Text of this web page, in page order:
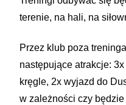
terenie, na hali, na
Przez klub poza
następujące atrakcje:
kręgle, 2x wyjazd do
w zależności czy